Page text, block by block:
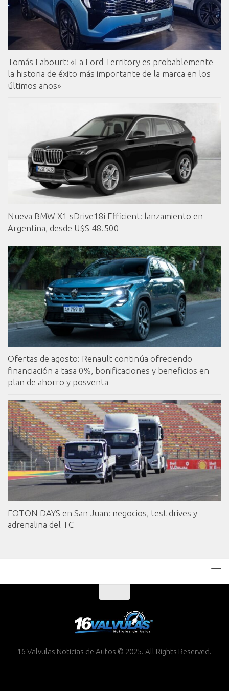
Tomás Labourt: «La Ford Territory es probablemente
la historia de éxito más importante de la marca en los
últimos años»
Nueva BMW X1 sDrive18i Efficient: lanzamiento en
Argentina, desde U$S 48.500
Ofertas de agosto: Renault continúa ofreciendo
financiación a tasa 0%, bonificaciones y beneficios en
plan de ahorro y posventa
FOTON DAYS en San Juan: negocios, test drives y
adrenalina del TC
16 Valvulas Noticias de Autos © 2025. All Rights Reserved.